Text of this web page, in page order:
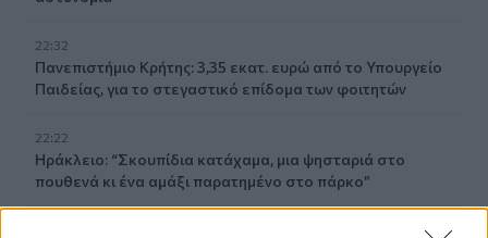
22:32
Πανεπιστήμιο Κρήτης: 3,35 εκατ. ευρώ από το Υπουργείο
Παιδείας, για το στεγαστικό επίδομα των φοιτητών
22:22
Ηράκλειο: “Σκουπίδια κατάχαμα, μια ψησταριά στο
πουθενά κι ένα αμάξι παρατημένο στο πάρκο”